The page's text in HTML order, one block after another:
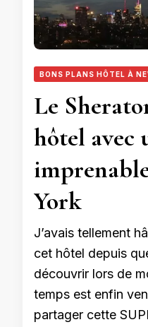
BONS PLANS HÔTEL À
Le
hôtel avec
York
J’avais tellement
cet hôtel depuis
découvrir lors de
temps est enfin
partager cette